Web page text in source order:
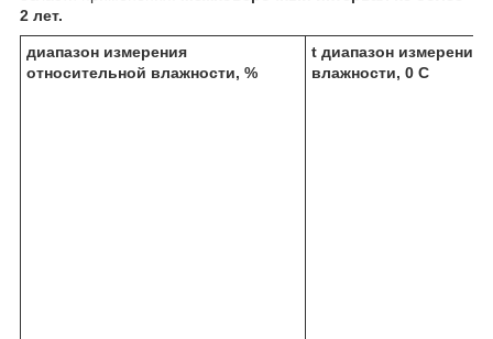
2 лет.
диапазон измерения
относительной влажности, %
t диапазон измерения
влажности, 0 С